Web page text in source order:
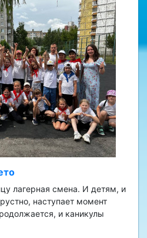
лагерная смена. И детям, и
наступает момент
и каникулы